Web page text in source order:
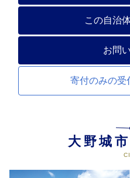
この自治
お問
寄付のみの受
大野城